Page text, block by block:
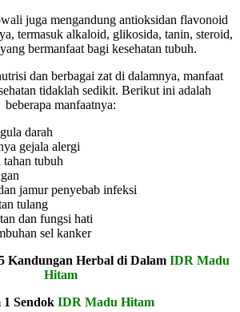
juga mengandung antioksidan flavonoid
termasuk alkaloid, glikosida, tanin, steroid,
bermanfaat bagi kesehatan tubuh.
dan berbagai zat di dalamnya, manfaat
tidaklah sedikit. Berikut ini adalah
beberapa manfaatnya:
darah
gejala alergi
tubuh
jamur penyebab infeksi
tulang
dan fungsi hati
sel kanker
Kandungan Herbal di Dalam IDR Madu
Hitam
1 Sendok IDR Madu Hitam